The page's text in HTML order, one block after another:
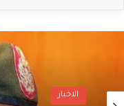
الاخبار